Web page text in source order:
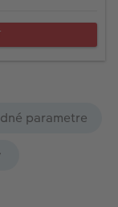
parametre